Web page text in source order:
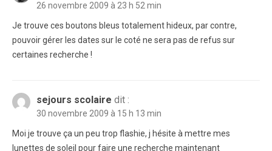
26 novembre 2009 à 23 h 52 min
Je trouve ces boutons bleus totalement hideux, par contre,
pouvoir gérer les dates sur le coté ne sera pas de refus sur
certaines recherche !
sejours scolaire dit :
30 novembre 2009 à 15 h 13 min
Moi je trouve ça un peu trop flashie, j hésite à mettre mes
lunettes de soleil pour faire une recherche maintenant